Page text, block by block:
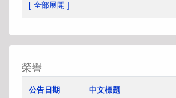
[ 全部展開 ]
榮譽
公告日期 中文標題